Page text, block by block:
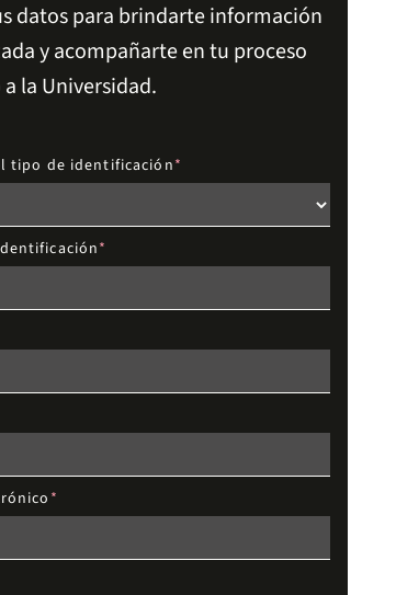
datos para brindarte información
y acompañarte en tu proceso
la Universidad.
tipo de identificación